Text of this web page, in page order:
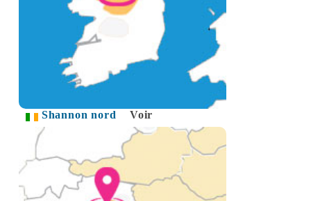
Shannon nord Voir